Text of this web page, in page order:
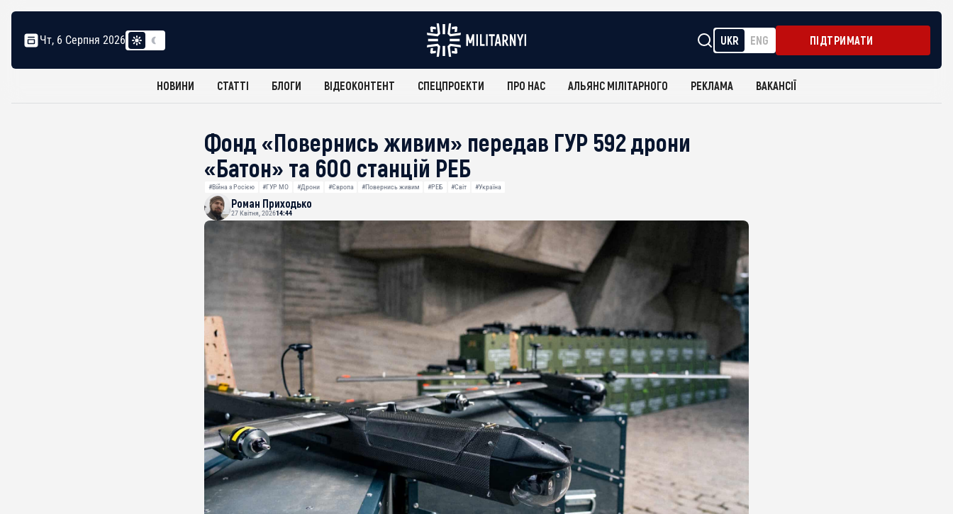
Чт, 6 Серпня 2026 UKR ENG ПІДТРИМАТИ
НОВИНИ СТАТТІ БЛОГИ ВІДЕОКОНТЕНТ СПЕЦПРОЕКТИ ПРО НАС АЛЬЯНС МІЛІТАРНОГО РЕКЛАМА ВАКАНСІЇ
Фонд «Повернись живим» передав ГУР 592 дрони
«Батон» та 600 станцій РЕБ
#Війна з Росією #ГУР МО #Дрони #Європа #Повернись живим #РЕБ #Світ #Україна
Роман Приходько
27 Квітня, 202614:44